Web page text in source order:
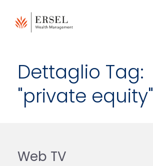
CONTENUTO
PRINCIPALE
PAGINA
Dettaglio Tag:
"private equity"
Web TV